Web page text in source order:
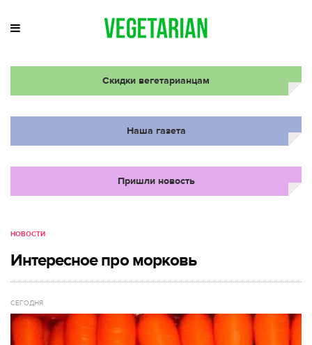
Скидки вегетарианцам
Наша газета
Пришли новость
НОВОСТИ
Интересное про морковь
СЕГОДНЯ